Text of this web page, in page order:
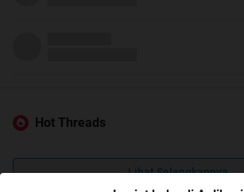
Hot Threads
Lihat Selengkapnya